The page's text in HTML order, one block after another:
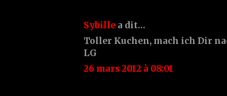
Sybille a dit…
Toller Kuchen, mach ich Dir
LG
26 mars 2012 à 08:01